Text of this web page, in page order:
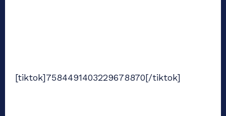
[tiktok]7584491403229678870[/tiktok]